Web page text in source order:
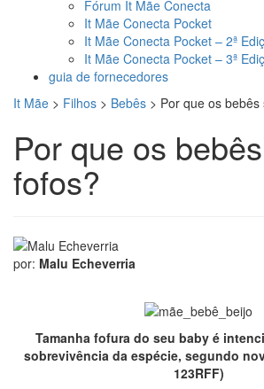
Fórum It Mãe Conecta
It Mãe Conecta Pocket
It Mãe Conecta Pocket – 2ª
It Mãe Conecta Pocket – 3ª
guia de fornecedores
It Mãe > Filhos > Bebês > Por que os
Por que os
fofos?
por: Malu Echeverria
Tamanha fofura do seu baby é
sobrevivência da espécie, segundo
123RFF)